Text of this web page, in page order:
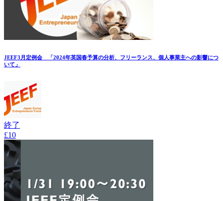
JEEF3月定例会 「2024年英国春予算の分析、フリーランス、個人事業主への影響につ
いて」
終了
£10